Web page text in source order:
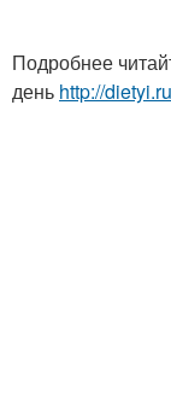
Подробнее
день http://